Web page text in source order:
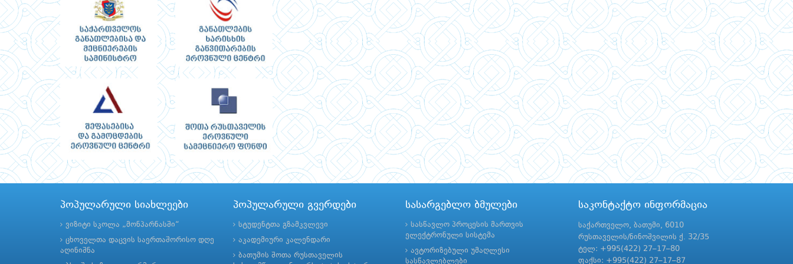
პოპულარული სიახლეები
ვიზიტი სკოლა „მონპარნასში“
ცხოველთა დაცვის საერთაშორისო დღე
აღინიშნა
პოპულარული გვერდები
სტუდენტთა გზამკვლევი
აკადემიური კალენდარი
ბათუმის შოთა რუსთაველის
სასარგებლო ბმულები
სასწავლო პროცესის მართვის
ელექტრონული სისტემა
ავტორიზებული უმაღლესი
სასწავლებლები
საკონტაქტო ინფორმაცია
საქართველო, ბათუმი, 6010
რუსთაველის/ნინოშვილის ქ. 32/35
ტელ: +995(422) 27–17–80
ფაქსი: +995(422) 27–17–87